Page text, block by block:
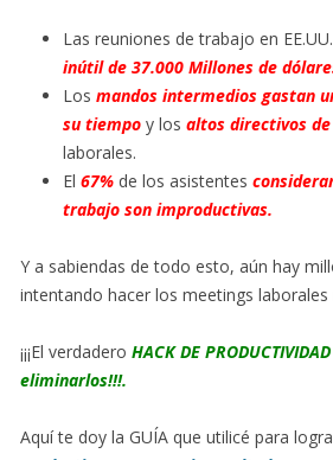
Las reuniones de trabajo en EE.UU.
inútil de 37.000 Millones de
Los mandos intermedios gastan
su tiempo y los altos directivos de
laborales.
El 67% de los asistentes
trabajo son improductivas.
Y a sabiendas de todo esto, aún hay
intentando hacer los meetings
¡¡¡El verdadero HACK DE
eliminarlos!!!.
Aquí te doy la GUÍA que utilicé para